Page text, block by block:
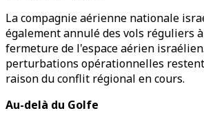
La compagnie aérienne nationale
également annulé des vols réguliers
fermeture de l'espace aérien
perturbations opérationnelles
raison du conflit régional en cours.
Au-delà du Golfe